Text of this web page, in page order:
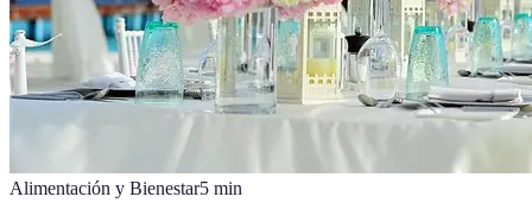
Alimentación y Bienestar5 min